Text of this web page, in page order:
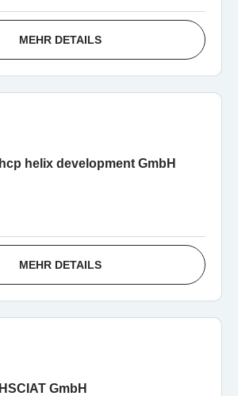
MEHR DETAILS
hcp helix development GmbH
MEHR DETAILS
HSCIAT GmbH